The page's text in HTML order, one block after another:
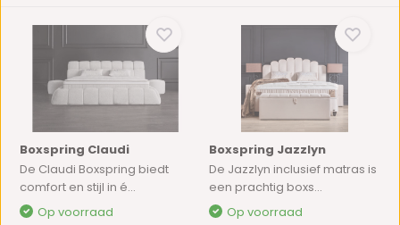
Boxspring Claudi
De Claudi Boxspring biedt
comfort en stijl in é...
Op voorraad
Boxspring Jazzlyn
De Jazzlyn inclusief matras is
een prachtig boxs...
Op voorraad